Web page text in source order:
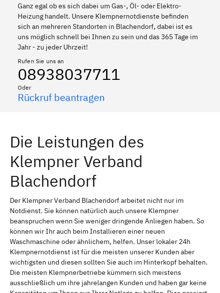
Ganz egal ob es sich dabei um Gas-, Öl- oder Elektro-
Heizung handelt. Unsere Klempnernotdienste befinden
sich an mehreren Standorten in Blachendorf, dabei ist es
uns möglich schnell bei Ihnen zu sein und das 365 Tage im
Jahr - zu jeder Uhrzeit!
Rufen Sie uns an
08938037711
Oder
Rückruf beantragen
Die Leistungen des
Klempner Verband
Blachendorf
Der Klempner Verband Blachendorf arbeitet nicht nur im
Notdienst. Sie können natürlich auch unsere Klempner
beanspruchen wenn Sie weniger dringende Anliegen haben. So
können wir Ihr auch beim Installieren einer neuen
Waschmaschine oder ähnlichem, helfen. Unser lokaler 24h
Klempnernotdienst ist für die meisten unserer Kunden aber
wichtigsten und diesen sollten Sie auch im Hinterkopf behalten.
Die meisten Klempnerbetriebe kümmern sich meistens
ausschließlich um ihre jahrelangen Kunden und haben gar keine